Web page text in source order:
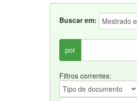
Buscar em:
por
Filtros correntes: